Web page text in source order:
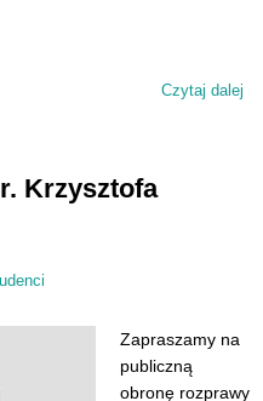
Czytaj dalej
Krzysztofa
Zapraszamy na
publiczną
obronę rozprawy